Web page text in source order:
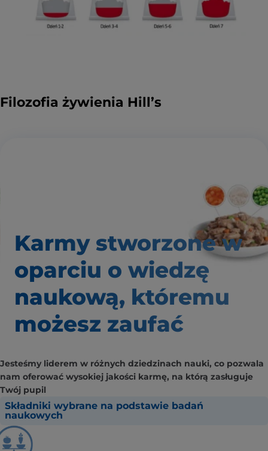
Filozofia żywienia Hill’s
Karmy stworzone w
oparciu o wiedzę
naukową, któremu
możesz zaufać
Jesteśmy liderem w różnych dziedzinach nauki, co pozwala
nam oferować wysokiej jakości karmę, na którą zasługuje
Twój pupil
Składniki wybrane na podstawie badań
naukowych